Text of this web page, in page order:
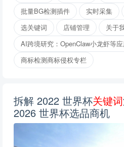
批量BG检测插件
实时采集
选关键词
店铺管理
关于
AI跨境研究：OpenClaw小龙虾等
商标检测商标侵权专栏
拆解 2022 世界杯关键词
2026 世界杯选品商机